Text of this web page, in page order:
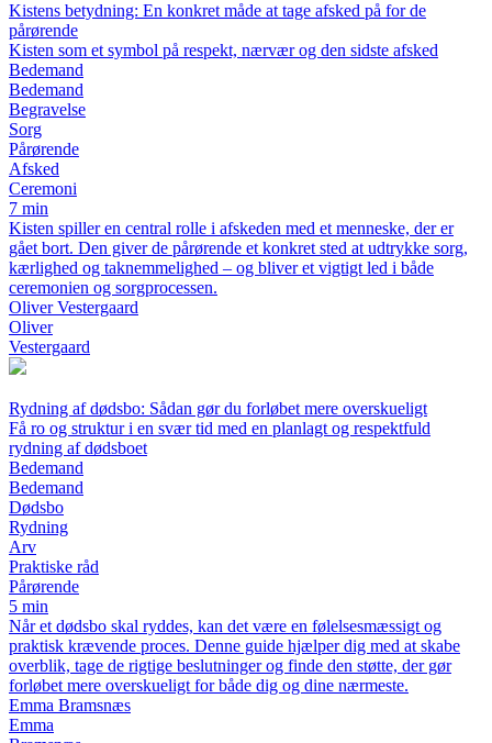
Kistens betydning: En konkret måde at tage afsked på for de
pårørende
Kisten som et symbol på respekt, nærvær og den sidste afsked
Bedemand
Bedemand
Begravelse
Sorg
Pårørende
Afsked
Ceremoni
7 min
Kisten spiller en central rolle i afskeden med et menneske, der er
gået bort. Den giver de pårørende et konkret sted at udtrykke sorg,
kærlighed og taknemmelighed – og bliver et vigtigt led i både
ceremonien og sorgprocessen.
Oliver Vestergaard
Oliver
Vestergaard
Rydning af dødsbo: Sådan gør du forløbet mere overskueligt
Få ro og struktur i en svær tid med en planlagt og respektfuld
rydning af dødsboet
Bedemand
Bedemand
Dødsbo
Rydning
Arv
Praktiske råd
Pårørende
5 min
Når et dødsbo skal ryddes, kan det være en følelsesmæssigt og
praktisk krævende proces. Denne guide hjælper dig med at skabe
overblik, tage de rigtige beslutninger og finde den støtte, der gør
forløbet mere overskueligt for både dig og dine nærmeste.
Emma Bramsnæs
Emma